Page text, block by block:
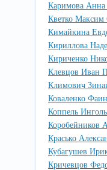
Каримова Анна
Кветко Максим
Кимайкина
Кириллова
Кириченко
Клевцов Иван
Климович
Коваленко
Коппель
Коробейников
Красько
Кубагушев
Кричевцов